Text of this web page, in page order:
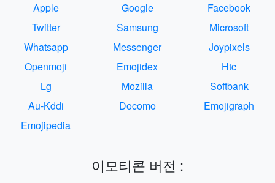
Apple Google
Facebook
Twitter
Samsung
Microsoft
Whatsapp
Messenger
Joypixels
Openmoji
Emojidex
Htc
Lg
Mozilla
Softbank
Au-Kddi
Docomo
Emojigraph
Emojipedia
이모티콘 버전 :